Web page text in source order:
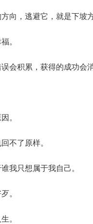
向，逃避它，就是下坡方
。
会积累，获得的成功会消
。
不了原样。
我只想属于我自己。
。
。